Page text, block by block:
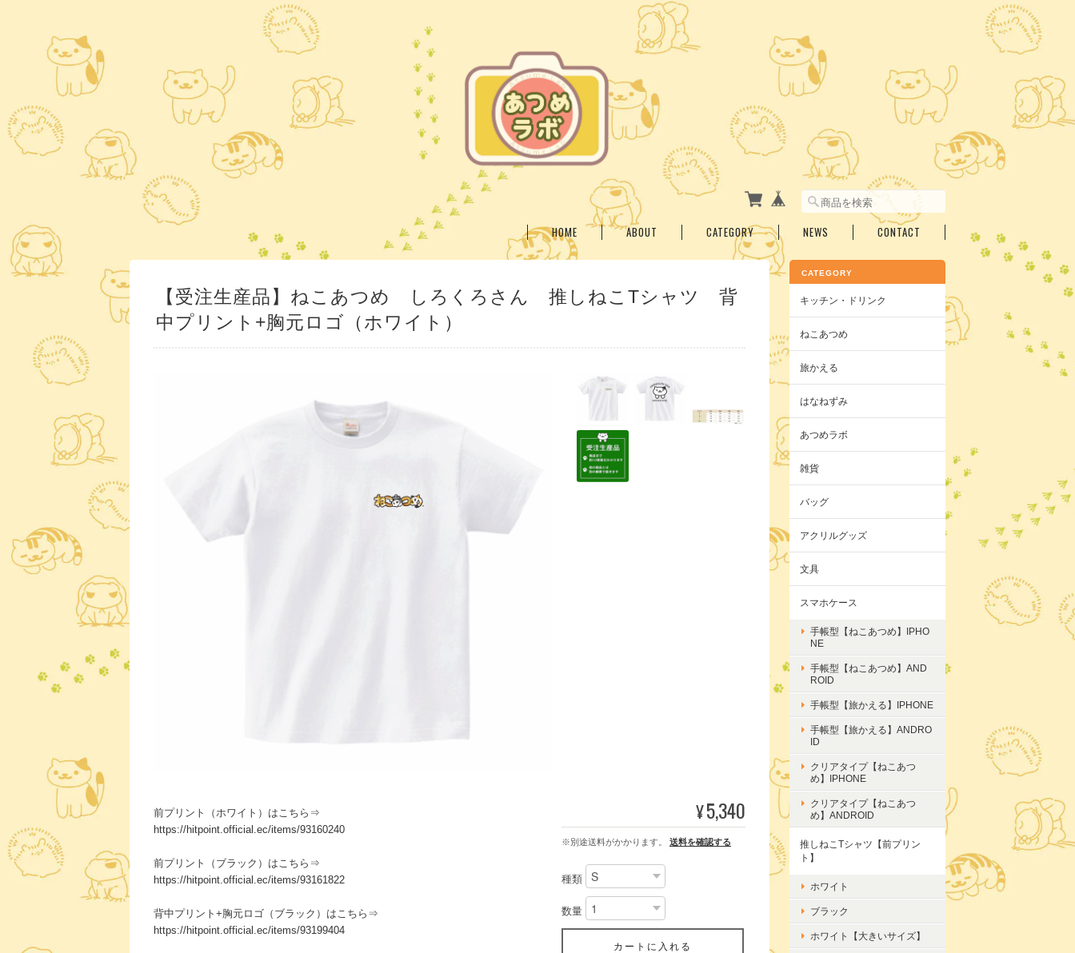
HOME ABOUT CATEGORY NEWS CONTACT
【受注生産品】ねこあつめ しろくろさん 推しねこTシャツ 背
中プリント+胸元ロゴ（ホワイト）
前プリント（ホワイト）はこちら⇒
https://hitpoint.official.ec/items/93160240
前プリント（ブラック）はこちら⇒
https://hitpoint.official.ec/items/93161822
背中プリント+胸元ロゴ（ブラック）はこちら⇒
https://hitpoint.official.ec/items/93199404
¥5,340
※別途送料がかかります。 送料を確認する
種類
数量
カートに入れる
CATEGORY
キッチン・ドリンク
ねこあつめ
旅かえる
はなねずみ
あつめラボ
雑貨
バッグ
アクリルグッズ
文具
スマホケース
手帳型【ねこあつめ】IPHO
NE
手帳型【ねこあつめ】AND
ROID
手帳型【旅かえる】IPHONE
手帳型【旅かえる】ANDRO
ID
クリアタイプ【ねこあつ
め】IPHONE
クリアタイプ【ねこあつ
め】ANDROID
推しねこTシャツ【前プリン
ト】
ホワイト
ブラック
ホワイト【大きいサイズ】